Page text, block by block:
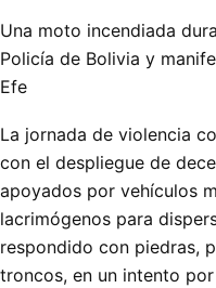
Una moto incendiada
Policía de Bolivia y
Efe
La jornada de violencia
con el despliegue de
apoyados por vehículos
lacrimógenos para
respondido con piedras,
troncos, en un intento